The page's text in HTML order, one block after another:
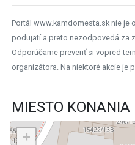
Portál www.kamdomesta.sk nie je
podujatí a preto nezodpovedá za
Odporúčame preveriť si vopred
organizátora. Na niektoré akcie je
MIESTO KONANIA
+